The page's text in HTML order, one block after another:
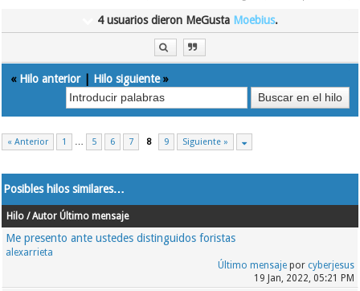
4 usuarios dieron MeGusta Moebius.
« Hilo anterior| Hilo siguiente»
« Anterior 1 … 5 6 7 8 9 Siguiente »
Posibles hilos similares…
Hilo / Autor Último mensaje
Me presento ante ustedes distinguidos foristas
alexarrieta
Último mensajepor cyberjesus
19 Jan, 2022, 05:21 PM